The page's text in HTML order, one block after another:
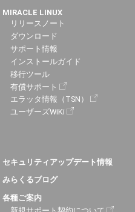
MIRACLE LINUX
リリースノート
ダウンロード
サポート情報
インストールガイド
移行ツール
有償サポート
エラッタ情報（TSN）
ユーザーズWiKi
セキュリティアップデート情報
みらくるブログ
各種ご案内